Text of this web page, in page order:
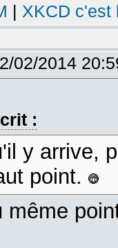
| XKCD c'est
02/2014
:
y arrive,
point.
même